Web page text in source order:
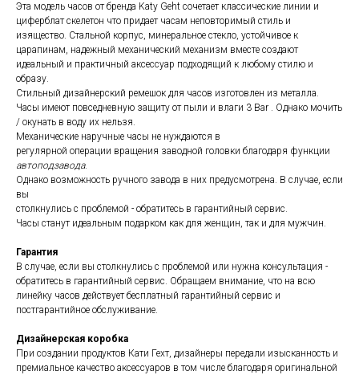
Эта модель часов от бренда Katy Geht сочетает классические линии и
циферблат скелетон что придает часам неповторимый стиль и
изящество. Стальной корпус, минеральное стекло, устойчивое к
царапинам, надежный механический механизм вместе создают
идеальный и практичный аксессуар подходящий к любому стилю и
образу.
Стильный дизайнерский ремешок для часов изготовлен из металла.
Часы имеют повседневную защиту от пыли и влаги 3 Bar . Однако мочить
/ окунать в воду их нельзя.
Механические наручные часы не нуждаются в
регулярной операции вращения заводной головки благодаря функции
автоподзавода.
Однако возможность ручного завода в них предусмотрена. В случае, если
вы
столкнулись с проблемой - обратитесь в гарантийный сервис.
Часы станут идеальным подарком как для женщин, так и для мужчин.
Гарантия
В случае, если вы столкнулись с проблемой или нужна консультация -
обратитесь в гарантийный сервис. Обращаем внимание, что на всю
линейку часов действует бесплатный гарантийный сервис и
постгарантийное обслуживание.
Дизайнерская коробка
При создании продуктов Кати Гехт, дизайнеры передали изысканность и
премиальное качество аксессуаров в том числе благодаря оригинальной